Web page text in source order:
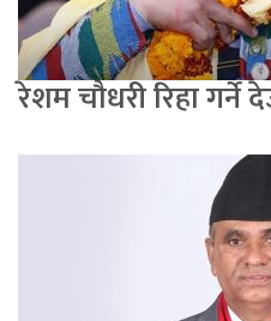
रेशम चौधरी रिहा गर्ने